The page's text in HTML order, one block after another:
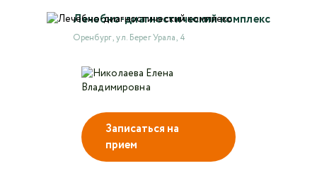
Записаться на
прием
Лечебно-диагностический комплекс
Оренбург , ул. Берег Урала, 4
Ваша оценка
Авторизоваться в личном кабинете
Войти с VK ID